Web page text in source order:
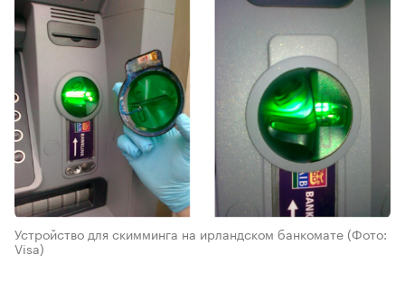
Устройство для скимминга на ирландском банкомате (Фото:
Visa)